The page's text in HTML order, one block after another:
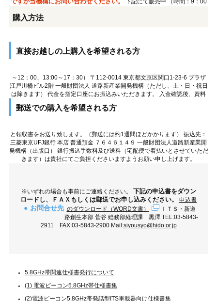
購入方法
直接お越しの上購入を希望される方
下記にて販売中 （時間：9：00
～12：00、13:00～17：30） 〒112-0014 東京都文京区関口1-23-6 プラザ
江戸川橋ビル2階 一般財団法人 道路新産業開発機構（ただし、土・日・祝日
は除きます）
郵送での購入を希望される方
代金を指定口座にお振込みいただきます。 入金確認後、資料
と領収書をお送り致します。（郵送には約1週間ほどかかります） 振込先：
三菱東京UFJ銀行 本店 普通預金 ７６４６１４９ 一般財団法人道路新産業開
発機構（出版口） 銀行振込手数料及び送料（宅配便で着払いとさせていただ
きます）は貴社にてご負担くださいますようお願い申し上げます。
※いずれの場合も事前にご連絡ください。 下記の申込書をダウン
ロードし、ＦＡＸもしくは郵送でお申し込みください。
申込書
のダウンロード（WORD文書）
お問合せ先
ＩＴＳ・新道
路創生本部 菅谷 総務部経理課 黒澤 TEL:03-5843-
2911 FAX:03-5843-2900 Mail:siyousyo@hido.or.jp
5.8GHz帯関連仕様書発行について
(1) 電波ビーコン5.8GHz帯仕様書集
(2)電波ビーコン5.8GHz帯発話型ITS車載器向け仕様書集